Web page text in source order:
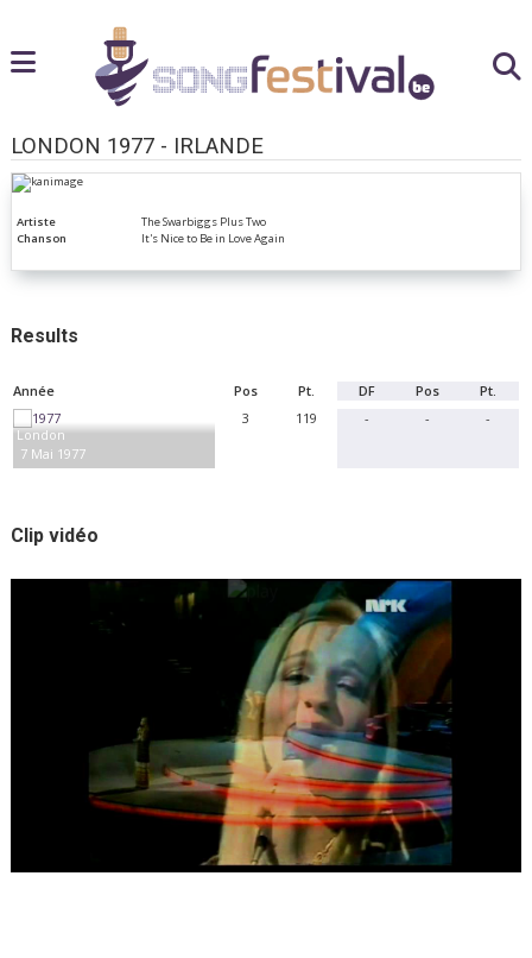
LONDON 1977 - IRLANDE
Artiste
The Swarbiggs Plus Two
Chanson
It's Nice to Be in Love Again
Results
Année Pos Pt. DF Pos Pt.
London
7 Mai 1977
3 119 - - -
Clip vidéo